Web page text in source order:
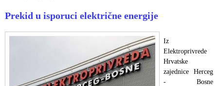
Prekid u isporuci električne energije
Iz
Elektroprivrede
Hrvatske
zajednice Herceg
- Bosne